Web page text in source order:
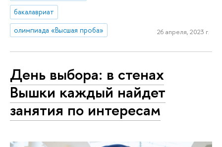
бакалавриат
олимпиада «Высшая проба»
26 апреля, 2023 г.
День выбора: в стенах
Вышки каждый найдет
занятия по интересам